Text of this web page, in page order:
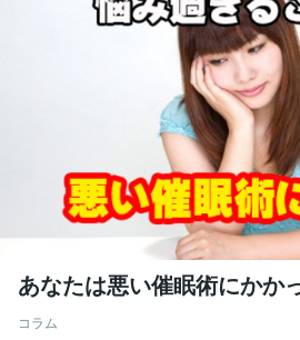
あなたは悪い催眠術にかか
コラム